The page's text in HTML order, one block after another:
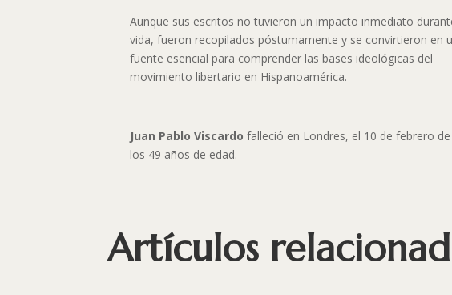
Aunque sus escritos no tuvieron un impacto inmediato
vida, fueron recopilados póstumamente y se convirtieron en
fuente esencial para comprender las bases ideológicas del
movimiento libertario en Hispanoamérica.
Juan Pablo Viscardo falleció en Londres, el 10 de febrero
los 49 años de edad.
Artículos